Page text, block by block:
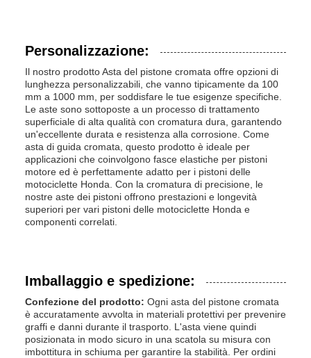
Personalizzazione:
Il nostro prodotto Asta del pistone cromata offre opzioni di
lunghezza personalizzabili, che vanno tipicamente da 100
mm a 1000 mm, per soddisfare le tue esigenze specifiche.
Le aste sono sottoposte a un processo di trattamento
superficiale di alta qualità con cromatura dura, garantendo
un'eccellente durata e resistenza alla corrosione. Come
asta di guida cromata, questo prodotto è ideale per
applicazioni che coinvolgono fasce elastiche per pistoni
motore ed è perfettamente adatto per i pistoni delle
motociclette Honda. Con la cromatura di precisione, le
nostre aste dei pistoni offrono prestazioni e longevità
superiori per vari pistoni delle motociclette Honda e
componenti correlati.
Imballaggio e spedizione:
Confezione del prodotto: Ogni asta del pistone cromata
è accuratamente avvolta in materiali protettivi per prevenire
graffi e danni durante il trasporto. L'asta viene quindi
posizionata in modo sicuro in una scatola su misura con
imbottitura in schiuma per garantire la stabilità. Per ordini